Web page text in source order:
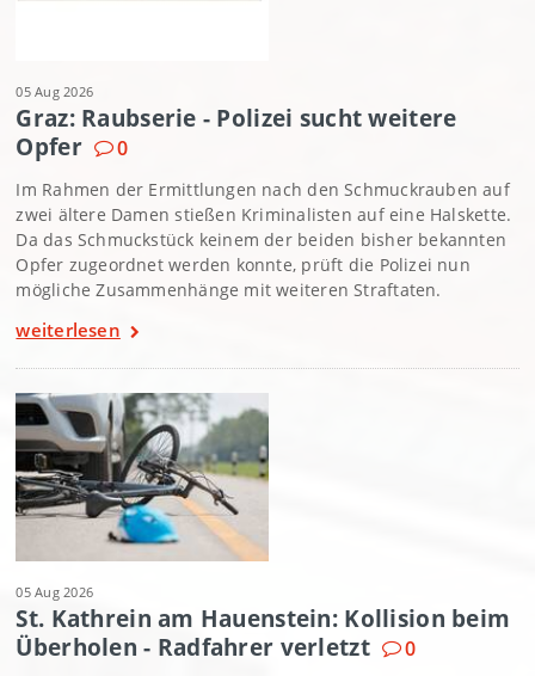
05 Aug 2026
Graz: Raubserie - Polizei sucht weitere
Opfer
0
Im Rahmen der Ermittlungen nach den Schmuckrauben auf
zwei ältere Damen stießen Kriminalisten auf eine Halskette.
Da das Schmuckstück keinem der beiden bisher bekannten
Opfer zugeordnet werden konnte, prüft die Polizei nun
mögliche Zusammenhänge mit weiteren Straftaten.
weiterlesen
05 Aug 2026
St. Kathrein am Hauenstein: Kollision beim
Überholen - Radfahrer verletzt
0